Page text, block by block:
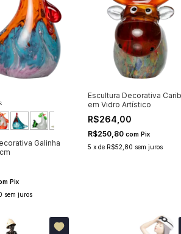
Galinha
Pix
sem juros
Escultura Decorativa
em Vidro Artístico
R$264,00
R$250,80com Pix
5 xde R$52,80 sem juros